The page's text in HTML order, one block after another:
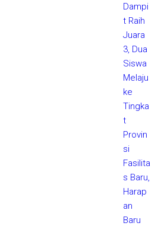
Dampi
t Raih
Juara
3, Dua
Siswa
Melaju
ke
Tingka
t
Provin
si
Fasilita
s Baru,
Harap
an
Baru